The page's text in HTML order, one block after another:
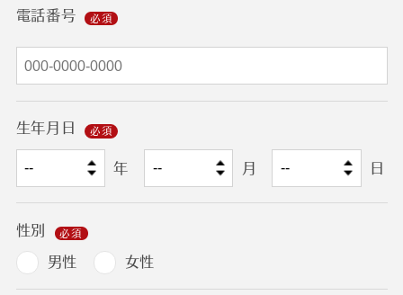
電話番号
生年月日
年 月 日
性別
男性 女性